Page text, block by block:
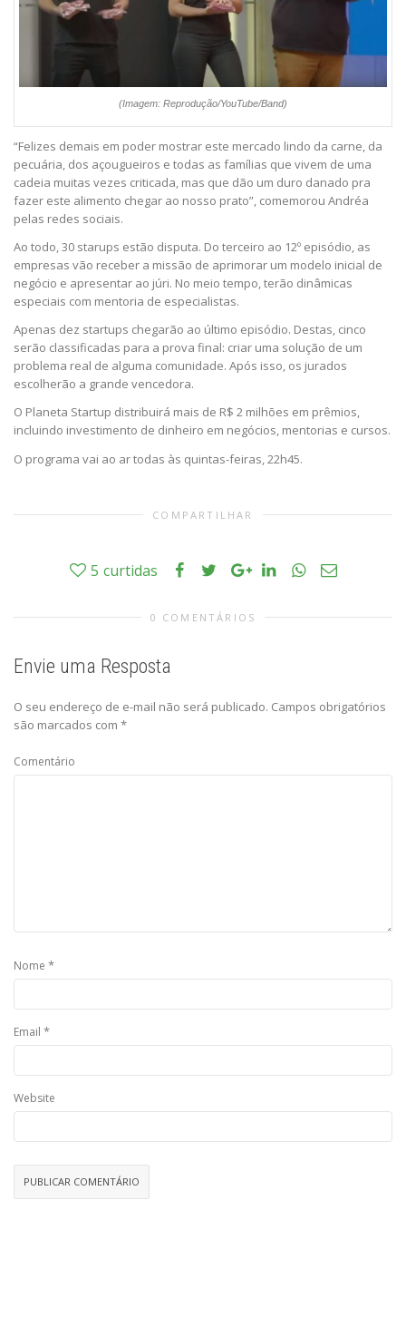
(Imagem: Reprodução/YouTube/Band)
“Felizes demais em poder mostrar este mercado lindo da carne, da
pecuária, dos açougueiros e todas as famílias que vivem de uma
cadeia muitas vezes criticada, mas que dão um duro danado pra
fazer este alimento chegar ao nosso prato”, comemorou Andréa
pelas redes sociais.
Ao todo, 30 starups estão disputa. Do terceiro ao 12º episódio, as
empresas vão receber a missão de aprimorar um modelo inicial de
negócio e apresentar ao júri. No meio tempo, terão dinâmicas
especiais com mentoria de especialistas.
Apenas dez startups chegarão ao último episódio. Destas, cinco
serão classificadas para a prova final: criar uma solução de um
problema real de alguma comunidade. Após isso, os jurados
escolherão a grande vencedora.
O Planeta Startup distribuirá mais de R$ 2 milhões em prêmios,
incluindo investimento de dinheiro em negócios, mentorias e cursos.
O programa vai ao ar todas às quintas-feiras, 22h45.
COMPARTILHAR
5 curtidas
0 COMENTÁRIOS
Envie uma Resposta
O seu endereço de e-mail não será publicado. Campos obrigatórios
são marcados com *
Comentário
Nome *
Email *
Website